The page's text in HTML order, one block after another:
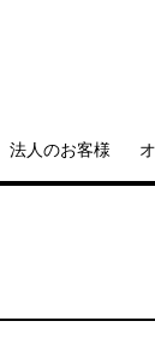
法人のお客様